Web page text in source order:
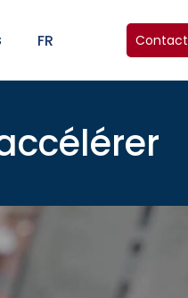
FR Contact